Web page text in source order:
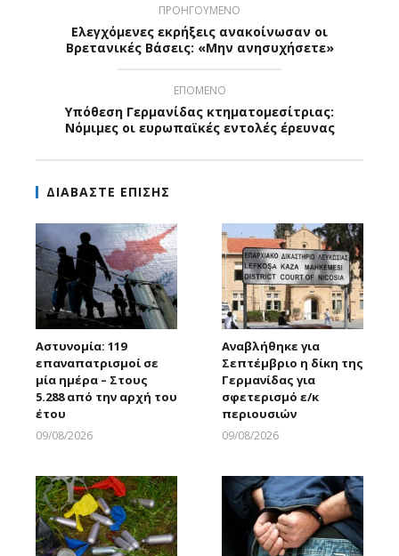
ΠΡΟΗΓΟΥΜΕΝΟ
Ελεγχόμενες εκρήξεις ανακοίνωσαν οι
Βρετανικές Βάσεις: «Μην ανησυχήσετε»
ΕΠΟΜΕΝΟ
Υπόθεση Γερμανίδας κτηματομεσίτριας:
Νόμιμες οι ευρωπαϊκές εντολές έρευνας
ΔΙΑΒΑΣΤΕ ΕΠΙΣΗΣ
Αστυνομία: 119
επαναπατρισμοί σε
μία ημέρα – Στους
5.288 από την αρχή του
έτου
09/08/2026
Αναβλήθηκε για
Σεπτέμβριο η δίκη της
Γερμανίδας για
σφετερισμό ε/κ
περιουσιών
09/08/2026